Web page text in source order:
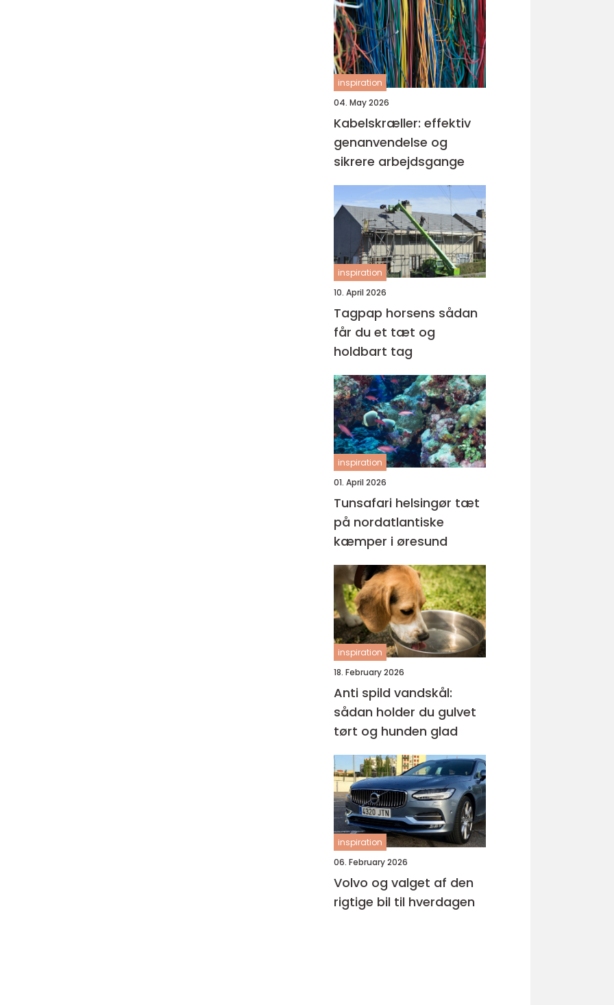
inspiration
04. May 2026
Kabelskræller: effektiv
genanvendelse og
sikrere arbejdsgange
inspiration
10. April 2026
Tagpap horsens sådan
får du et tæt og
holdbart tag
inspiration
01. April 2026
Tunsafari helsingør tæt
på nordatlantiske
kæmper i øresund
inspiration
18. February 2026
Anti spild vandskål:
sådan holder du gulvet
tørt og hunden glad
inspiration
06. February 2026
Volvo og valget af den
rigtige bil til hverdagen